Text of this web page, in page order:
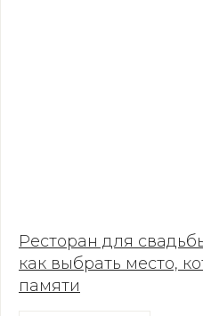
Ресторан для
как выбрать место,
памяти